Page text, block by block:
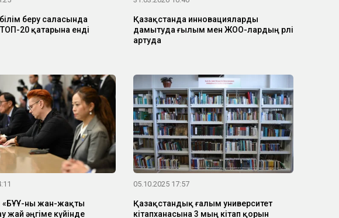
беру саласында
20 қатарына енді
Қазақстанда инновацияларды
дамытуда ғылым мен ЖОО-лардың рөлі
артуда
«БҰҰ-ны жан-жақты
жай әңгіме күйінде
05.10.2025 17:57
Қазақстандық ғалым университет
кітапханасына 3 мың кітап қорын